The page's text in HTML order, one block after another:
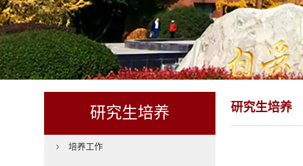
研究生培养
培养工作
研究生培养